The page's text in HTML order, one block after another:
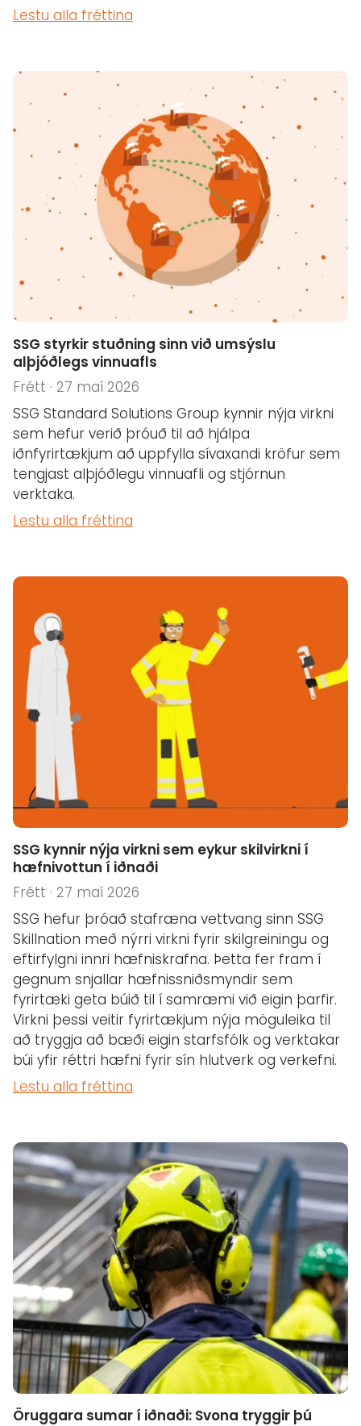
Lestu alla fréttina
SSG styrkir stuðning sinn við umsýslu
alþjóðlegs vinnuafls
Frétt · 27 maí 2026
SSG Standard Solutions Group kynnir nýja virkni
sem hefur verið þróuð til að hjálpa
iðnfyrirtækjum að uppfylla sívaxandi kröfur sem
tengjast alþjóðlegu vinnuafli og stjórnun
verktaka.
Lestu alla fréttina
SSG kynnir nýja virkni sem eykur skilvirkni í
hæfnivottun í iðnaði
Frétt · 27 maí 2026
SSG hefur þróað stafræna vettvang sinn SSG
Skillnation með nýrri virkni fyrir skilgreiningu og
eftirfylgni innri hæfniskrafna. Þetta fer fram í
gegnum snjallar hæfnissniðsmyndir sem
fyrirtæki geta búið til í samræmi við eigin þarfir.
Virkni þessi veitir fyrirtækjum nýja möguleika til
að tryggja að bæði eigin starfsfólk og verktakar
búi yfir réttri hæfni fyrir sín hlutverk og verkefni.
Lestu alla fréttina
Öruggara sumar í iðnaði: Svona tryggir þú